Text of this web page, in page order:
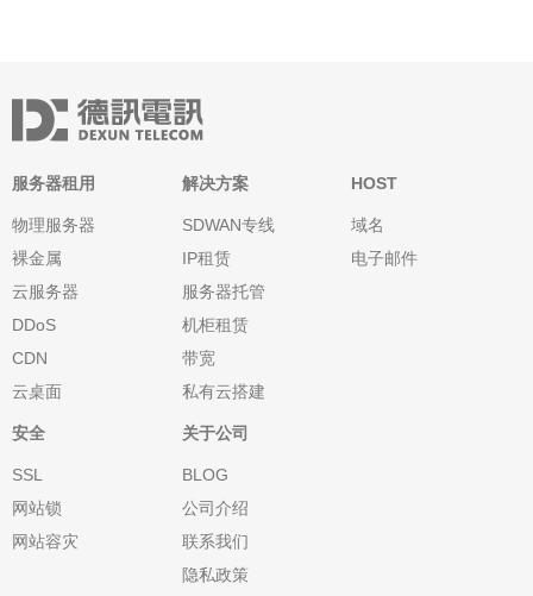
服务器租用
物理服务器
裸金属
云服务器
DDoS
CDN
云桌面
解决方案
SDWAN专线
IP租赁
服务器托管
机柜租赁
带宽
私有云搭建
HOST
域名
电子邮件
安全
SSL
网站锁
网站容灾
关于公司
BLOG
公司介绍
联系我们
隐私政策